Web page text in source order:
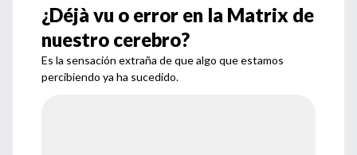
¿Déjà vu o error en la Matrix de
nuestro cerebro?
Es la sensación extraña de que algo que estamos
percibiendo ya ha sucedido.